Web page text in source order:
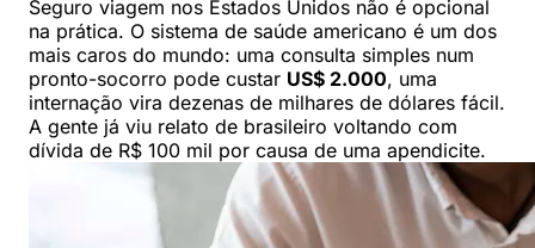
Seguro viagem nos Estados Unidos não é opcional
na prática. O sistema de saúde americano é um dos
mais caros do mundo: uma consulta simples num
pronto-socorro pode custar US$ 2.000, uma
internação vira dezenas de milhares de dólares fácil.
A gente já viu relato de brasileiro voltando com
dívida de R$ 100 mil por causa de uma apendicite.